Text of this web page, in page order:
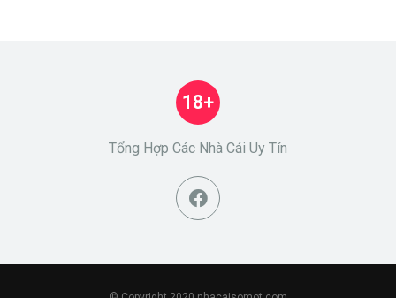
Tổng Hợp Các Nhà Cái Uy Tín
18+